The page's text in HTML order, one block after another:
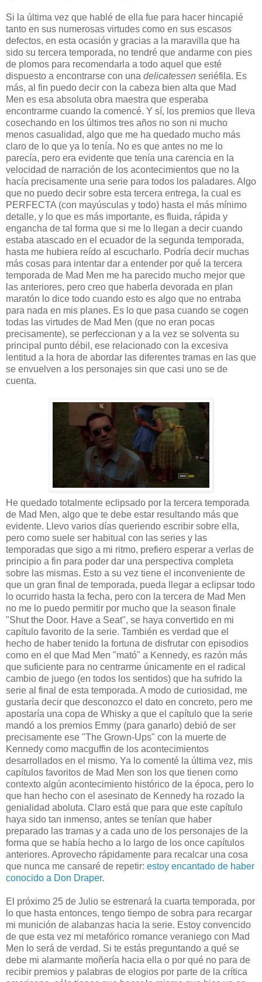
Si la última vez que hablé de ella fue para hacer hincapié
tanto en sus numerosas virtudes como en sus escasos
defectos, en esta ocasión y gracias a la maravilla que ha
sido su tercera temporada, no tendré que andarme con pies
de plomos para recomendarla a todo aquel que esté
dispuesto a encontrarse con una delicatessen seriéfila. Es
más, al fin puedo decir con la cabeza bien alta que Mad
Men es esa absoluta obra maestra que esperaba
encontrarme cuando la comencé. Y sí, los premios que lleva
cosechando en los últimos tres años no son ni mucho
menos casualidad, algo que me ha quedado mucho más
claro de lo que ya lo tenía. No es que antes no me lo
parecía, pero era evidente que tenía una carencia en la
velocidad de narración de los acontecimientos que no la
hacía precisamente una serie para todos los paladares. Algo
que no puedo decir sobre esta tercera entrega, la cual es
PERFECTA (con mayúsculas y todo) hasta el más mínimo
detalle, y lo que es más importante, es fluida, rápida y
engancha de tal forma que si me lo llegan a decir cuando
estaba atascado en el ecuador de la segunda temporada,
hasta me hubiera reído al escucharlo. Podría decir muchas
más cosas para intentar dar a entender por qué la tercera
temporada de Mad Men me ha parecido mucho mejor que
las anteriores, pero creo que haberla devorada en plan
maratón lo dice todo cuando esto es algo que no entraba
para nada en mis planes. Es lo que pasa cuando se cogen
todas las virtudes de Mad Men (que no eran pocas
precisamente), se perfeccionan y a la vez se solventa su
principal punto débil, ese relacionado con la excesiva
lentitud a la hora de abordar las diferentes tramas en las que
se envuelven a los personajes sin que casi uno se de
cuenta.
He quedado totalmente eclipsado por la tercera temporada
de Mad Men, algo que te debe estar resultando más que
evidente. Llevo varios días queriendo escribir sobre ella,
pero como suele ser habitual con las series y las
temporadas que sigo a mi ritmo, prefiero esperar a verlas de
principio a fin para poder dar una perspectiva completa
sobre las mismas. Esto a su vez tiene el inconveniente de
que un gran final de temporada, pueda llegar a eclipsar todo
lo ocurrido hasta la fecha, pero con la tercera de Mad Men
no me lo puedo permitir por mucho que la season finale
"Shut the Door. Have a Seat", se haya convertido en mi
capítulo favorito de la serie. También es verdad que el
hecho de haber tenido la fortuna de disfrutar con episodios
como en el que Mad Men "mató" a Kennedy, es razón más
que suficiente para no centrarme únicamente en el radical
cambio de juego (en todos los sentidos) que ha sufrido la
serie al final de esta temporada. A modo de curiosidad, me
gustaría decir que desconozco el dato en concreto, pero me
apostaría una copa de Whisky a que el capítulo que la serie
mandó a los premios Emmy (para ganarlo) debió de ser
precisamente ese "The Grown-Ups" con la muerte de
Kennedy como macguffin de los acontecimientos
desarrollados en el mismo. Ya lo comenté la última vez, mis
capítulos favoritos de Mad Men son los que tienen como
contexto algún acontecimiento histórico de la época, pero lo
que han hecho con el asesinato de Kennedy ha rozado la
genialidad aboluta. Claro está que para que este capítulo
haya sido tan inmenso, antes se tenían que haber
preparado las tramas y a cada uno de los personajes de la
forma que se había hecho a lo largo de los once capítulos
anteriores. Aprovecho rápidamente para recalcar una cosa
que nunca me cansaré de repetir: estoy encantado de haber
conocido a Don Draper.
El próximo 25 de Julio se estrenará la cuarta temporada, por
lo que hasta entonces, tengo tiempo de sobra para recargar
mi munición de alabanzas hacia la serie. Estoy convencido
de que esta vez mi metafórico romance veraniego con Mad
Men lo será de verdad. Si te estás preguntando a qué se
debe mi alarmante moñería hacia ella o por qué no para de
recibir premios y palabras de elogios por parte de la crítica